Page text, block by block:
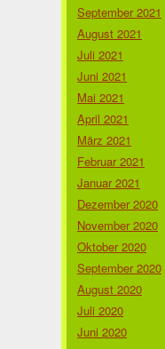
September 2021
August 2021
Juli 2021
Juni 2021
Mai 2021
April 2021
März 2021
Februar 2021
Januar 2021
Dezember 2020
November 2020
Oktober 2020
September 2020
August 2020
Juli 2020
Juni 2020